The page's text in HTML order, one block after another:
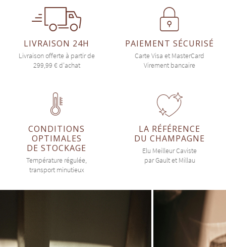
LIVRAISON 24H
Livraison offerte à partir de
299,99 € d'achat
PAIEMENT SÉCURISÉ
Carte Visa et MasterCard
Virement bancaire
CONDITIONS
OPTIMALES
DE STOCKAGE
Température régulée,
transport minutieux
LA RÉFÉRENCE
DU CHAMPAGNE
Elu Meilleur Caviste
par Gault et Millau